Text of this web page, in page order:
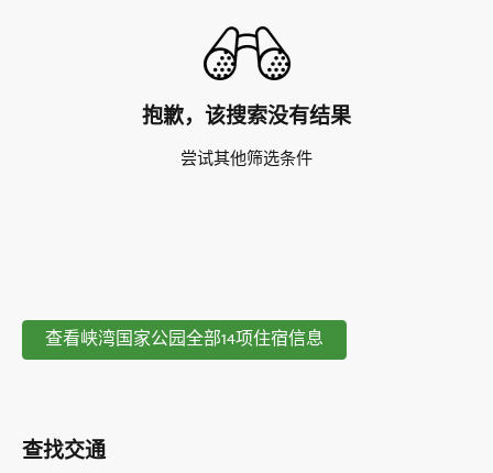
抱歉，该搜索没有结果
尝试其他筛选条件
查看峡湾国家公园全部14项住宿信息
查找交通